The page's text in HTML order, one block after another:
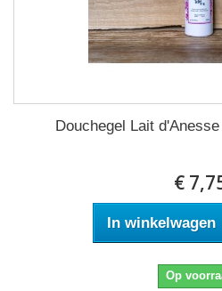
Douchegel Lait
€
In winkelwagen
Op